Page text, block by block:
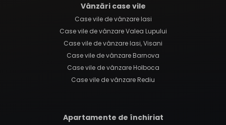
Vânzări case vile
Case vile de vânzare Iasi
Case vile de vânzare Valea Lupului
Case vile de vânzare Iasi, Visani
Case vile de vânzare Barnova
Case vile de vânzare Holboca
Case vile de vânzare Rediu
Apartamente de închiriat